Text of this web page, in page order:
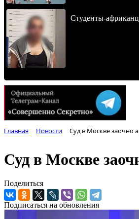
Студенты-
Главная Новости Суд в Москве заочно
Суд в Москве
Поделиться
Подписаться на обновления